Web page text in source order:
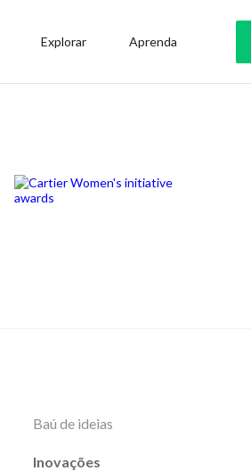
Explorar Aprenda
Baú de ideias
Inovações